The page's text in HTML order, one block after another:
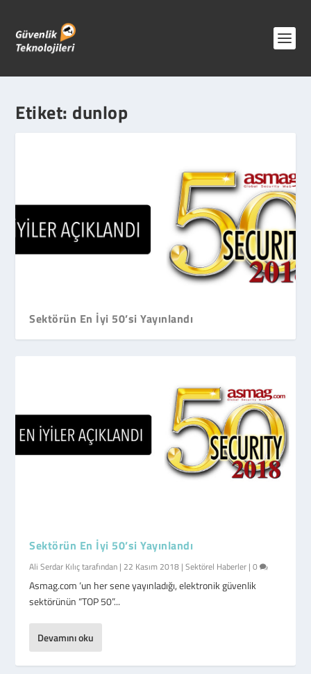
Etiket: dunlop
Sektörün En İyi 50’si Yayınlandı
Sektörün En İyi 50’si Yayınlandı
Ali Serdar Kılıçtarafından | 22 Kasım 2018 |Sektörel Haberler |0
Asmag.com ‘un her sene yayınladığı, elektronik güvenlik
sektörünün “TOP 50”...
Devamını oku